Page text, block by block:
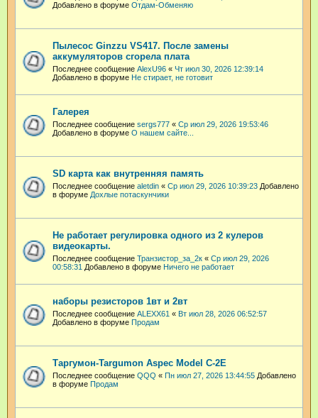
Добавлено в форуме Отдам-Обменяю
Пылесос Ginzzu VS417. После замены
аккумуляторов сгорела плата
Последнее сообщение AlexU96 « Чт июл 30, 2026 12:39:14
Добавлено в форуме Не стирает, не готовит
Галерея
Последнее сообщение sergs777 « Ср июл 29, 2026 19:53:46
Добавлено в форуме О нашем сайте...
SD карта как внутренняя память
Последнее сообщение aletdin « Ср июл 29, 2026 10:39:23 Добавлено
в форуме Дохлые потаскунчики
Не работает регулировка одного из 2 кулеров
видеокарты.
Последнее сообщение Транзистор_за_2к « Ср июл 29, 2026
00:58:31 Добавлено в форуме Ничего не работает
наборы резисторов 1вт и 2вт
Последнее сообщение ALEXX61 « Вт июл 28, 2026 06:52:57
Добавлено в форуме Продам
Таргумон-Targumon Aspec Model C-2E
Последнее сообщение QQQ « Пн июл 27, 2026 13:44:55 Добавлено
в форуме Продам